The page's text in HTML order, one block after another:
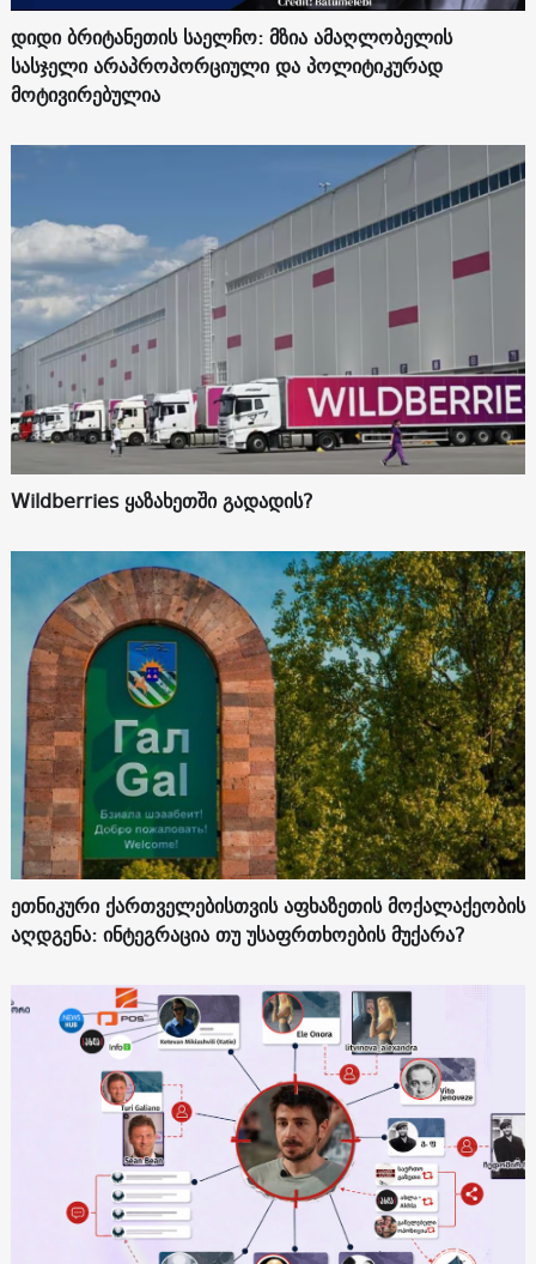
დიდი ბრიტანეთის საელჩო: მზია ამაღლობელის
სასჯელი არაპროპორციული და პოლიტიკურად
მოტივირებულია
Wildberries ყაზახეთში გადადის?
ეთნიკური ქართველებისთვის აფხაზეთის მოქალაქეობის
აღდგენა: ინტეგრაცია თუ უსაფრთხოების მუქარა?